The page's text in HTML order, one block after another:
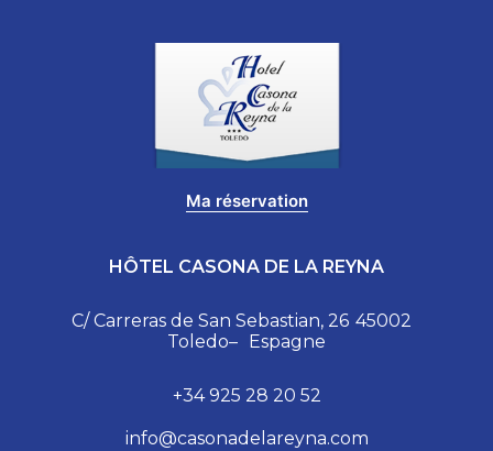
Ma réservation
HÔTEL CASONA DE LA REYNA
C/ Carreras de San Sebastian, 26 45002
Toledo– Espagne
+34 925 28 20 52
info@casonadelareyna.com